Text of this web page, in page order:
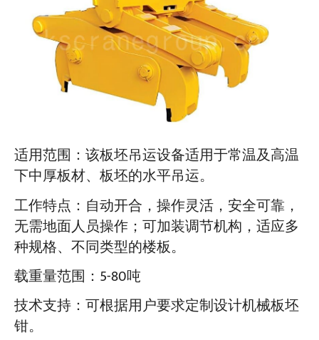
适用范围：该板坯吊运设备适用于常温及高温
下中厚板材、板坯的水平吊运。
工作特点：自动开合，操作灵活，安全可靠，
无需地面人员操作；可加装调节机构，适应多
种规格、不同类型的楼板。
载重量范围：5-80吨
技术支持：可根据用户要求定制设计机械板坯
钳。